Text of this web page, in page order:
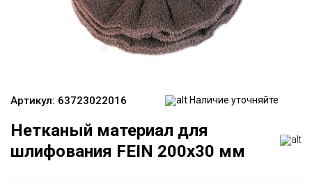
Артикул: 63723022016 Наличие уточняйте
Нетканый материал для
шлифования FEIN 200x30 мм